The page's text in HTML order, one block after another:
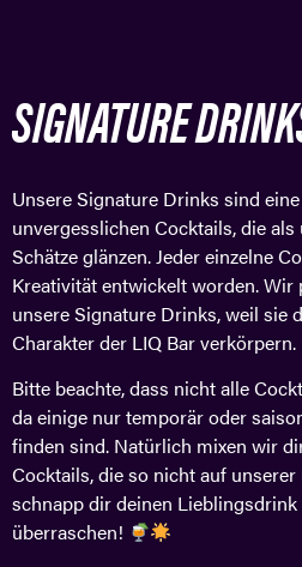
SIGNATURE
Unsere Signature Drinks sind
unvergesslichen Cocktails, die
Schätze glänzen. Jeder einzelne
Kreativität entwickelt worden. Wir
unsere Signature Drinks, weil sie
Charakter der LIQ Bar verkörpern.
Bitte beachte, dass nicht alle
da einige nur temporär oder
finden sind. Natürlich mixen wir
Cocktails, die so nicht auf unserer
schnapp dir deinen
überraschen!